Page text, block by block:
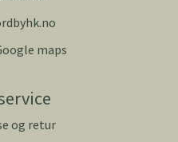
maps
og retur